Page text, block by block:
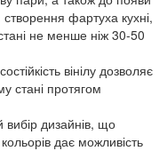
фартуха кухні,
не менше ніж 30-50
вінілу дозволяє
стані протягом
вибір дизайнів, що
дає можливість